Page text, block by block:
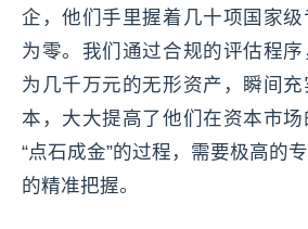
企，他们手里握着几十项国家
为零。我们通过合规的评估程
为几千万元的无形资产，瞬间
本，大大提高了他们在资本市
“点石成金”的过程，需要极高的
的精准把握。